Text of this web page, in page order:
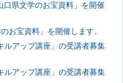
県文学のお宝資料」を開催
お宝資料」を開催します。
ルアップ講座」の受講者募集
ルアップ講座」の受講者募集